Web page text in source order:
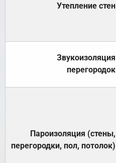
Утепление стен
Звукоизоляция
перегородок
Пароизоляция (стены,
перегородки, пол, потолок)